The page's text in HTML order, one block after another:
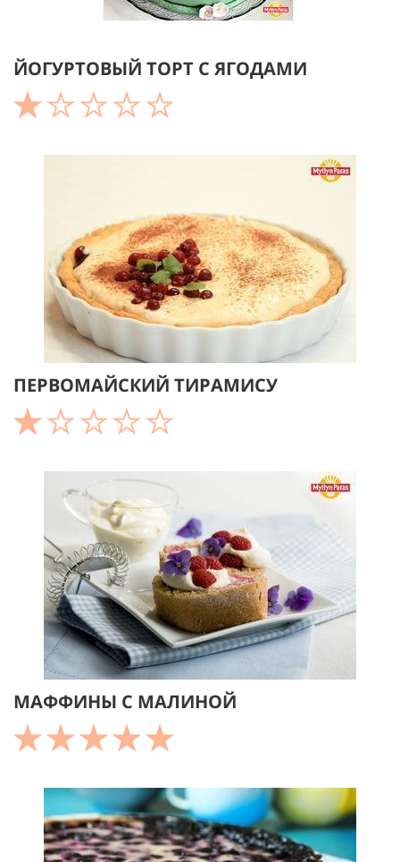
ЙОГУРТОВЫЙ ТОРТ С ЯГОДАМИ
ПЕРВОМАЙСКИЙ ТИРАМИСУ
МАФФИНЫ С МАЛИНОЙ